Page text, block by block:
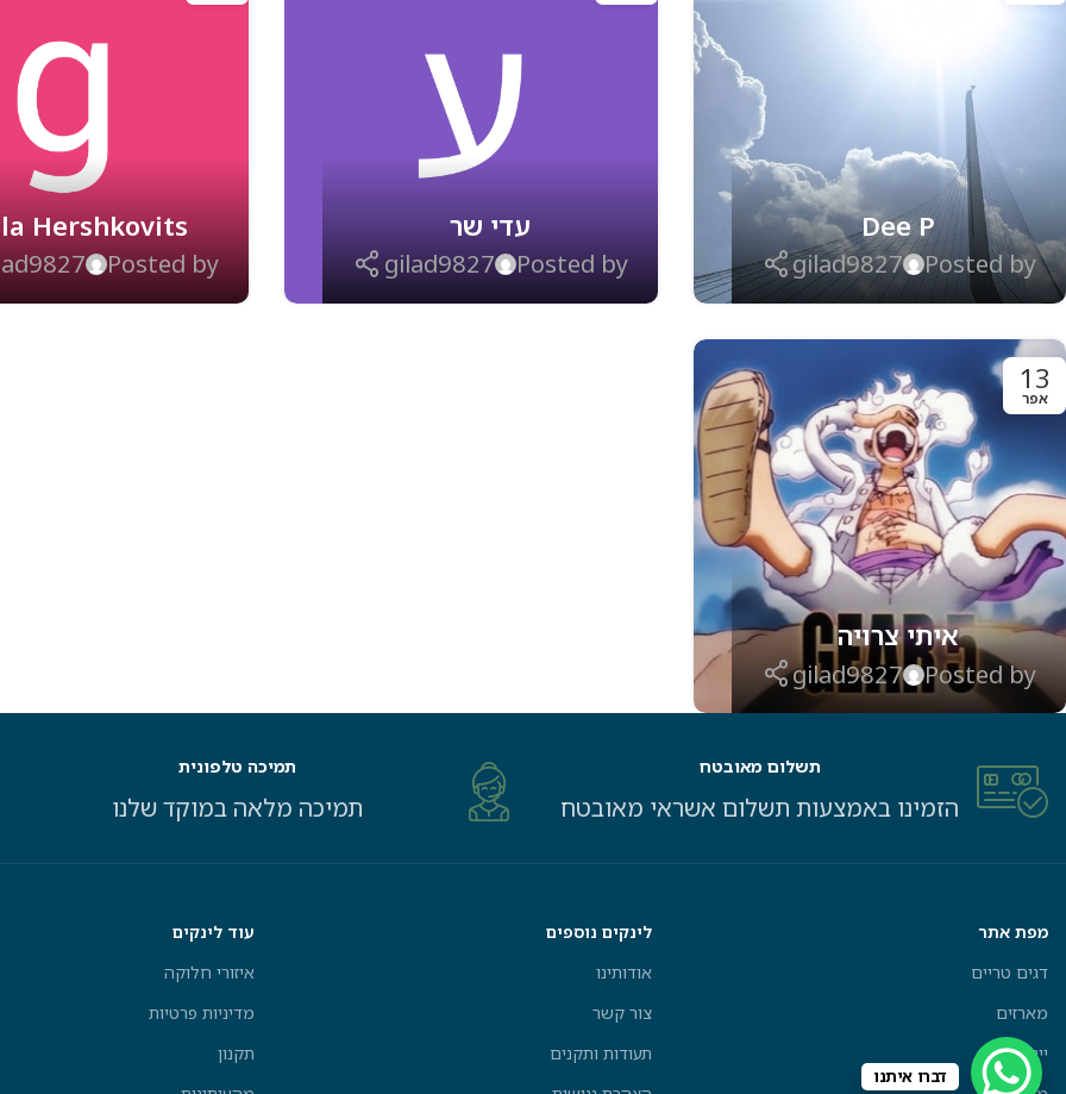
Dee P
Posted by
gilad9827
עדי שר
Posted by
gilad9827
Hershkovits
Posted by
13
אפר
איתי צרויה
Posted by
gilad9827
תשלום מאובטח
הזמינו באמצעות תשלום אשראי מאובטח
תמיכה טלפונית
תמיכה מלאה במוקד שלנו
מפת אתר
דגים טריים
מארזים
יינות ועוד
לינקים נוספים
אודותינו
צור קשר
תעודות ותקנים
עוד לינקים
איזורי חלוקה
מדיניות פרטיות
תקנון
דברו איתנו